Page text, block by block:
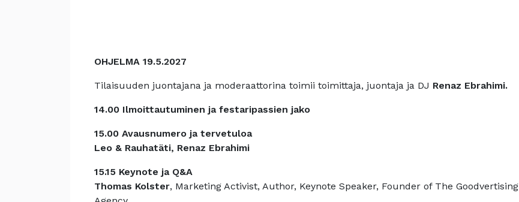
OHJELMA 19.5.2027
Tilaisuuden juontajana ja moderaattorina toimii toimittaja, juontaja ja DJ Renaz Ebrahimi.
14.00 Ilmoittautuminen ja festaripassien jako
15.00 Avausnumero ja tervetuloa
Leo & Rauhatäti, Renaz Ebrahimi
15.15 Keynote ja Q&A
Thomas Kolster, Marketing Activist, Author, Keynote Speaker, Founder of The Goodvertising